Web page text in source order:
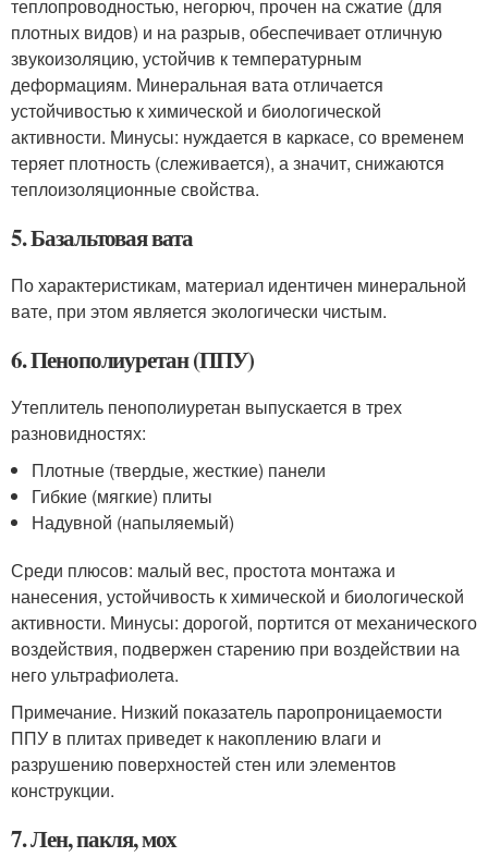
теплопроводностью, негорюч, прочен на сжатие (для
плотных видов) и на разрыв, обеспечивает отличную
звукоизоляцию, устойчив к температурным
деформациям. Минеральная вата отличается
устойчивостью к химической и биологической
активности. Минусы: нуждается в каркасе, со временем
теряет плотность (слеживается), а значит, снижаются
теплоизоляционные свойства.
5. Базальтовая вата
По характеристикам, материал идентичен минеральной
вате, при этом является экологически чистым.
6. Пенополиуретан (ППУ)
Утеплитель пенополиуретан выпускается в трех
разновидностях:
Плотные (твердые, жесткие) панели
Гибкие (мягкие) плиты
Надувной (напыляемый)
Среди плюсов: малый вес, простота монтажа и
нанесения, устойчивость к химической и биологической
активности. Минусы: дорогой, портится от механического
воздействия, подвержен старению при воздействии на
него ультрафиолета.
Примечание. Низкий показатель паропроницаемости
ППУ в плитах приведет к накоплению влаги и
разрушению поверхностей стен или элементов
конструкции.
7. Лен, пакля, мох